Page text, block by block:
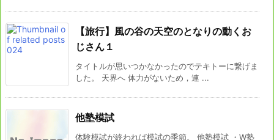
【旅行】風の谷の天空のとなりの動くお
じさん１
タイトルが思いつかなかったのでテキトーに繋げま
した。 天界へ 体力がないため，連 ...
他塾模試
体験模試が終われば模試の季節。 他塾模試 ・W塾